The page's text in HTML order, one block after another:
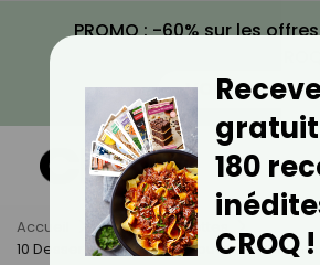
PROMO : -60% sur les
VOIR LA
Accueil Actus
Recettes
10 Desserts Indiens À Découvrir Absolument
180
CROQ !